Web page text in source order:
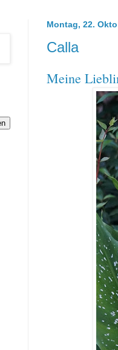
Montag, 22.
Calla
Meine